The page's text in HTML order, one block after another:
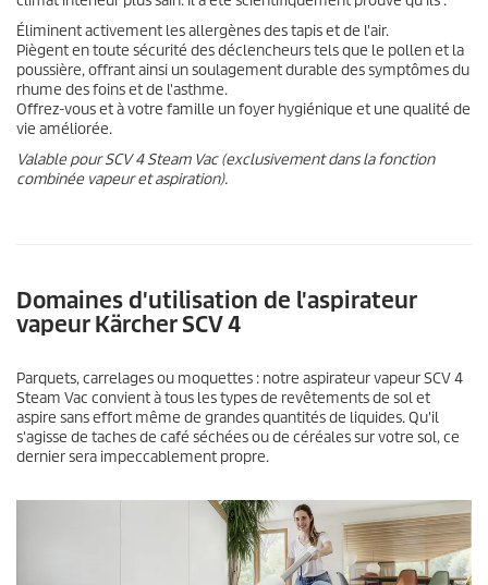
Éliminent activement les allergènes des tapis et de l'air.
Piègent en toute sécurité des déclencheurs tels que le pollen et la
poussière, offrant ainsi un soulagement durable des symptômes du
rhume des foins et de l'asthme.
Offrez-vous et à votre famille un foyer hygiénique et une qualité de
vie améliorée.
Valable pour SCV 4 Steam Vac (exclusivement dans la fonction
combinée vapeur et aspiration).
Domaines d'utilisation de l'aspirateur
vapeur Kärcher SCV 4
Parquets, carrelages ou moquettes : notre aspirateur vapeur SCV 4
Steam Vac convient à tous les types de revêtements de sol et
aspire sans effort même de grandes quantités de liquides. Qu'il
s'agisse de taches de café séchées ou de céréales sur votre sol, ce
dernier sera impeccablement propre.